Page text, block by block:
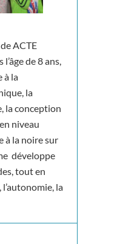
ACTE
de 8 ans,
à la
la
la conception
niveau
à la noire sur
développe
tout en
la